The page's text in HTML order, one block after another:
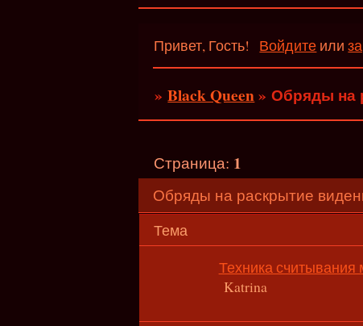
Привет, Гость! Войдите или
»Black Queen»Обряды на
Обряды на раскрытие
Страница: 1
Тема
Техника считывания
Katrina